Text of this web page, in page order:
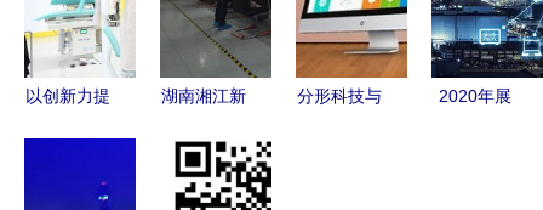
物流中心项
目通过验收
以创新力提
电子商务技
湖南湘江新
子信息产业
蓬勃发展，
分形科技与
2020年展